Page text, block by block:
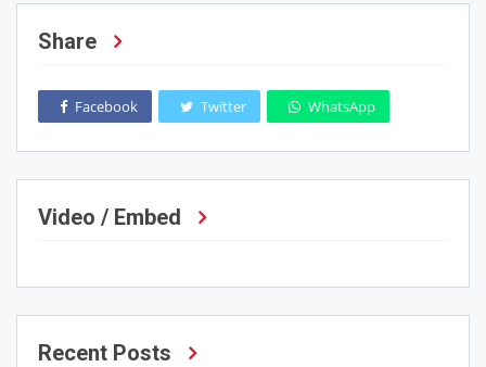
Share
Facebook Twitter WhatsApp
Video / Embed
Recent Posts